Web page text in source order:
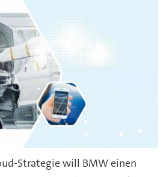
Strategie will BMW einen